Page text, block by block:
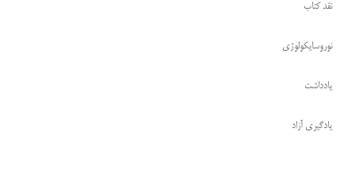
نقد کتاب
نوروسایکولوژی
یادداشت
یادگیری آزاد